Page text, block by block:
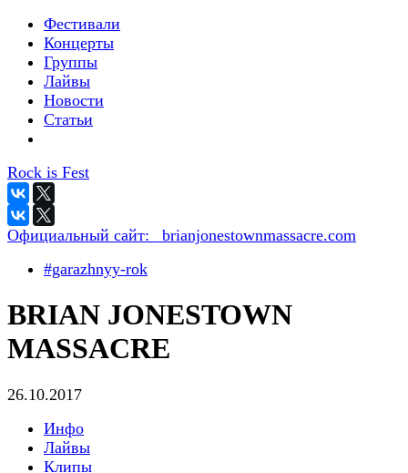
Фестивали
Концерты
Группы
Лайвы
Новости
Статьи
Rock is Fest
Официальный сайт:
_brianjonestownmassacre.com
#garazhnyy-rok
BRIAN JONESTOWN
MASSACRE
26.10.2017
Инфо
Лайвы
Клипы